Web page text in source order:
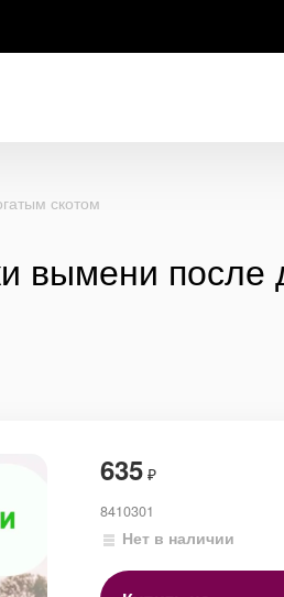
скотом
вымени
635 ₽
8410301
Нет в наличии